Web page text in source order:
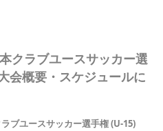
クラブユースサッカー選
概要・スケジュールに
ブユースサッカー選手権 (U-15)